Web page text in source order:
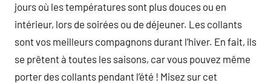
jours où les températures sont plus douces ou en
intérieur, lors de soirées ou de déjeuner. Les collants
sont vos meilleurs compagnons durant l’hiver. En fait, ils
se prêtent à toutes les saisons, car vous pouvez même
porter des collants pendant l’été ! Misez sur cet